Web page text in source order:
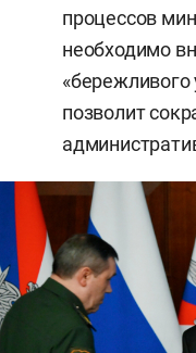
процессов
необходимо
«бережливого
позволит